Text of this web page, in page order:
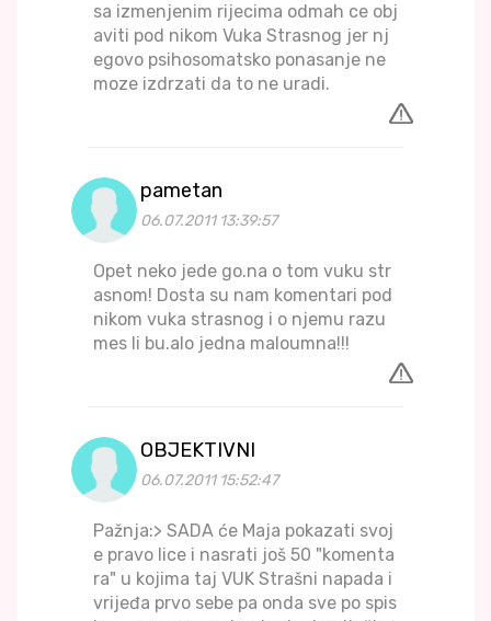
sa izmenjenim rijecima odmah ce obj
aviti pod nikom Vuka Strasnog jer nj
egovo psihosomatsko ponasanje ne
moze izdrzati da to ne uradi.
pametan
06.07.2011 13:39:57
Opet neko jede go.na o tom vuku str
asnom! Dosta su nam komentari pod
nikom vuka strasnog i o njemu razu
mes li bu.alo jedna maloumna!!!
OBJEKTIVNI
06.07.2011 15:52:47
Pažnja:> SADA će Maja pokazati svoj
e pravo lice i nasrati još 50 "komenta
ra" u kojima taj VUK Strašni napada i
vrijeđa prvo sebe pa onda sve po spis